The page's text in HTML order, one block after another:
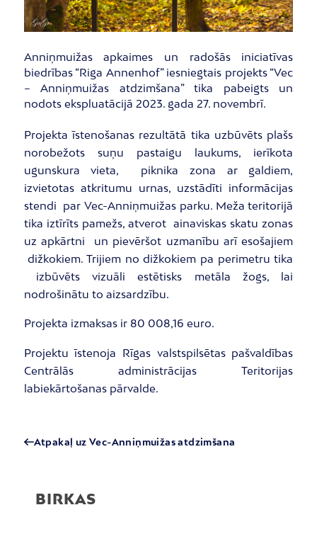
Anniņmuižas apkaimes un radošās iniciatīvas
biedrības “Riga Annenhof” iesniegtais projekts “Vec
– Anniņmuižas atdzimšana” tika pabeigts un
nodots ekspluatācijā 2023. gada 27. novembrī.
Projekta īstenošanas rezultātā tika uzbūvēts plašs
norobežots suņu pastaigu laukums, ierīkota
ugunskura vieta, piknika zona ar galdiem,
izvietotas atkritumu urnas, uzstādīti informācijas
stendi par Vec-Anniņmuižas parku. Meža teritorijā
tika iztīrīts pamežs, atverot ainaviskas skatu zonas
uz apkārtni un pievēršot uzmanību arī esošajiem
dižkokiem. Trijiem no dižkokiem pa perimetru tika
izbūvēts vizuāli estētisks metāla žogs, lai
nodrošinātu to aizsardzību.
Projekta izmaksas ir 80 008,16 euro.
Projektu īstenoja Rīgas valstspilsētas pašvaldības
Centrālās administrācijas Teritorijas
labiekārtošanas pārvalde.
Atpakaļ uz Vec-Anniņmuižas atdzimšana
BIRKAS